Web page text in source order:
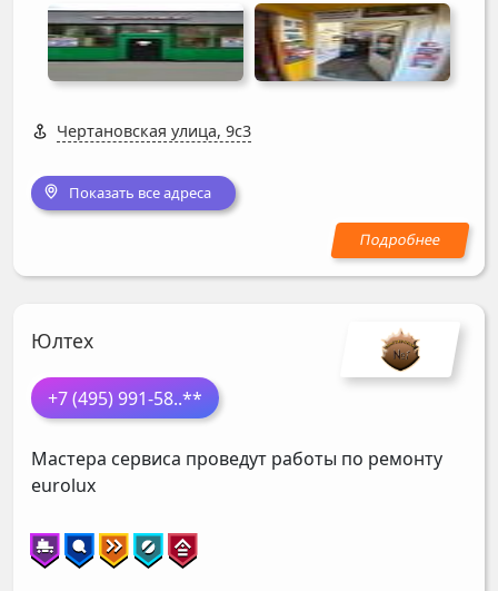
Чертановская улица, 9с3
Показать все адреса
Юлтех
+7 (495) 991-58..**
Мастера сервиса проведут работы по ремонту
eurolux